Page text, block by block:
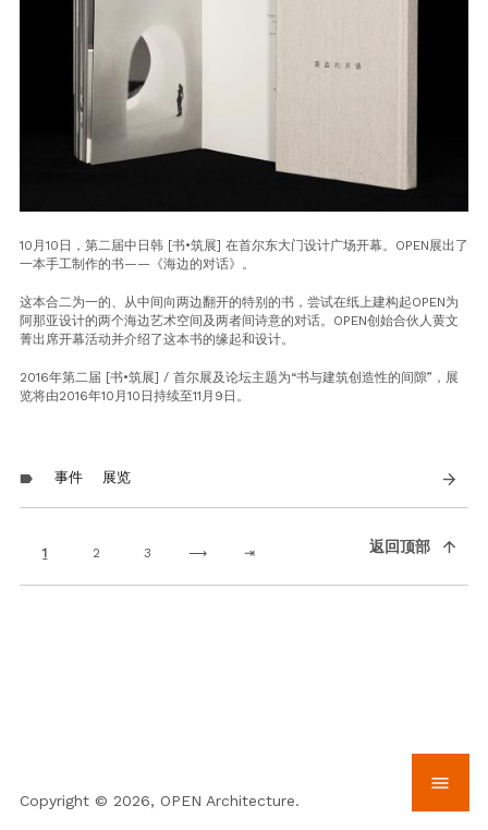
10月10日，第二届中日韩 [书•筑展] 在首尔东大门设计广场开幕。OPEN展出了
一本手工制作的书——《海边的对话》。
这本合二为一的、从中间向两边翻开的特别的书，尝试在纸上建构起OPEN为
阿那亚设计的两个海边艺术空间及两者间诗意的对话。OPEN创始合伙人黄文
菁出席开幕活动并介绍了这本书的缘起和设计。
2016年第二届 [书•筑展] / 首尔展及论坛主题为“书与建筑创造性的间隙”，展
览将由2016年10月10日持续至11月9日。
label 事件 展览 arrow_forward
Current page
1 Page
2 Page
3 Next page
⟶ Last page
⇥ arrow_upward
返回顶部
Copyright © 2026, OPEN Architecture.
menu